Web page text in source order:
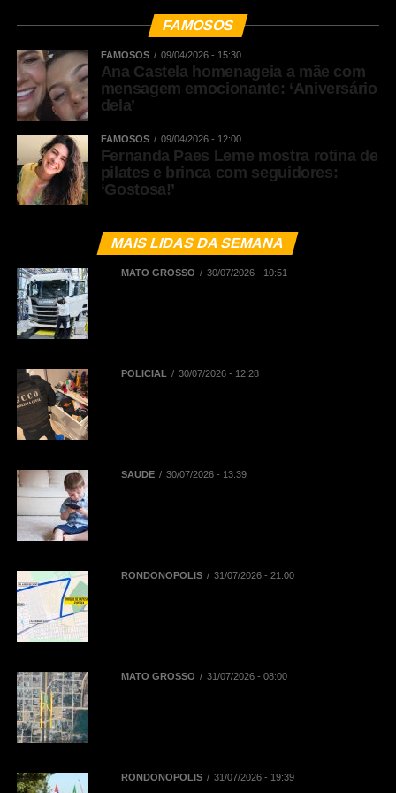
FAMOSOS
FAMOSOS 09/04/2026 - 15:30
Ana Castela homenageia a mãe com
mensagem emocionante: ‘Aniversário
dela’
FAMOSOS 09/04/2026 - 12:00
Fernanda Paes Leme mostra rotina de
pilates e brinca com seguidores:
‘Gostosa!’
MAIS LIDAS DA SEMANA
MATO GROSSO 30/07/2026 - 10:51
POLICIAL 30/07/2026 - 12:28
SAÚDE 30/07/2026 - 13:39
RONDONÓPOLIS 31/07/2026 - 21:00
MATO GROSSO 31/07/2026 - 08:00
RONDONÓPOLIS 31/07/2026 - 19:39